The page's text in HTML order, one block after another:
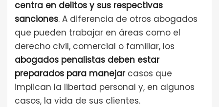
centra en delitos y sus respectivas
sanciones. A diferencia de otros abogados
que pueden trabajar en áreas como el
derecho civil, comercial o familiar, los
abogados penalistas deben estar
preparados para manejarcasos que
implican la libertad personal y, en algunos
casos, la vida de sus clientes.